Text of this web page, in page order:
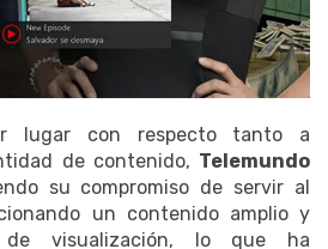
lugar con respecto tanto a
de contenido, Telemundo
su compromiso de servir al
un contenido amplio y
de visualización, lo que ha